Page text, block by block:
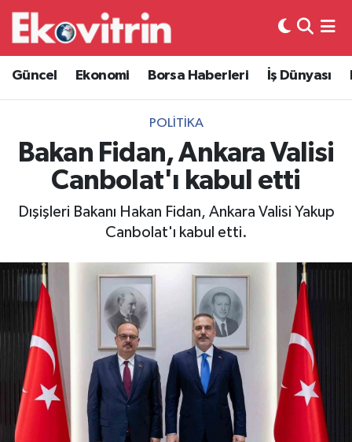
Güncel Ekonomi Borsa Haberleri İş Dünyası
POLITIKA
Bakan Fidan, Ankara Valisi
Canbolat'ı kabul etti
Dışişleri Bakanı Hakan Fidan, Ankara Valisi Yakup
Canbolat'ı kabul etti.
Güncel
Ekonomi
Borsa Haberleri
İş Dünyası
Lojistik
Otovitrin
Asayiş
Magazin
Gayrimenkul
Spor
Hava Durumu
Trafik Durumu
Süper Lig Puan Durumu ve Fikstür
Tüm Manşetler
Son Dakika Haberleri
Haber Arşivi